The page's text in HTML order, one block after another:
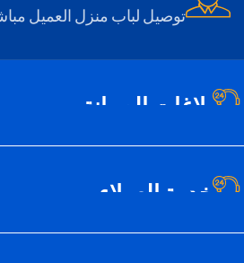
توصيل لباب منزل العميل
بلاغات الصيانة
خدمة العملاء